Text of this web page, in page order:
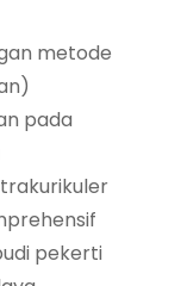
metode
pada
pekerti